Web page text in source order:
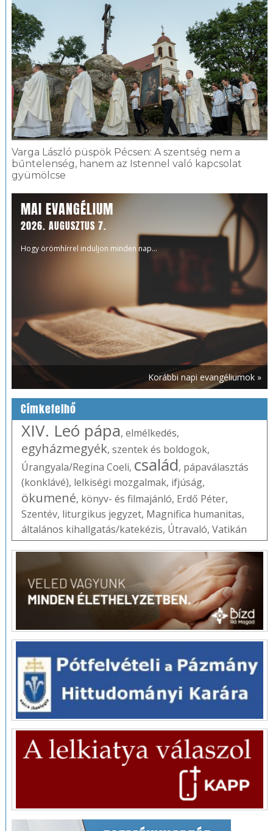
Varga László püspök Pécsen: A szentség nem a
bűntelenség, hanem az Istennel való kapcsolat
gyümölcse
MAI EVANGÉLIUM
2026. AUGUSZTUS 7.
Hogy örömhírrel induljon minden nap...
Korábbi napi evangéliumok »
Címkefelhő
XIV. Leó pápa, elmélkedés,
egyházmegyék, szentek és boldogok,
Úrangyala/Regina Coeli, család, pápaválasztás
(konklávé), lelkiségi mozgalmak, ifjúság,
ökumené, könyv- és filmajánló, Erdő Péter,
Szentév, liturgikus jegyzet, Magnifica humanitas,
általános kihallgatás/katekézis, Útravaló, Vatikán